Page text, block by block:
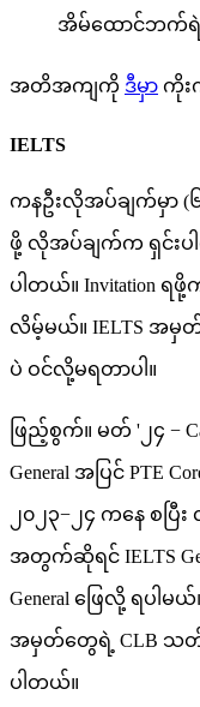
အိမ်ထောင်ဘက်
အတိအကျကို ဒီမှာ ကိုး
IELTS
ကနဦးလိုအပ်ချက်မှာ
ဖို့ လိုအပ်ချက်က ရှင်းပါ
ပါတယ်။ Invitation
လိမ့်မယ်။ IELTS အ‌မှတ်
ပဲ ဝင်လို့မရတာပါ။
ဖြည့်စွက်။ မတ် '၂၄ −
General အပြင် PTE
၂၀၂၃−၂၄ ကနေ စပ
အတွက်ဆိုရင် IELTS
General ဖြေလို့ ရပါ
အမှတ်တွေရဲ့ CLB သ
ပါတယ်။